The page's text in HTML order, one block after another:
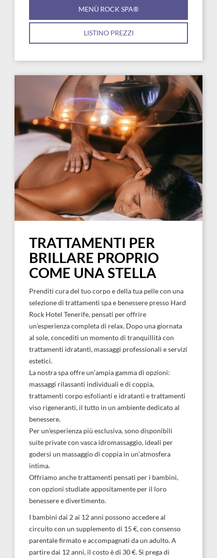
MENÙ ROCK SPA®
LISTINO PREZZI
TRATTAMENTI PER
BRILLARE PROPRIO
COME UNA STELLA
Prenditi cura del tuo corpo e della tua pelle con una
selezione di trattamenti spa e benessere presso Hard
Rock Hotel Tenerife, pensati per offrire
un’esperienza completa di relax. Dopo una giornata
al sole, concediti un momento di tranquillità con
trattamenti idratanti, massaggi professionali e servizi
estetici.
La nostra spa offre un’ampia gamma di opzioni:
massaggi rilassanti individuali e di coppia,
trattamenti corpo esfolianti e idratanti e trattamenti
viso rigeneranti, il tutto in un ambiente dedicato al
benessere.
Per un’esperienza più esclusiva, sono disponibili
suite private con vasca idromassaggio, ideali per
godersi un massaggio di coppia in un’atmosfera
intima.
Offriamo anche trattamenti pensati per i bambini,
con opzioni studiate appositamente per il loro
benessere e divertimento.
I bambini dai 2 ai 12 anni possono accedere al
circuito con un supplemento di 15 €, con consenso
parentale firmato e accompagnati da un adulto. A
partire dai 12 anni, il costo è di 30 €. Si prega di